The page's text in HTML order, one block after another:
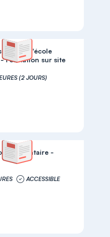
pour l'école
Formation sur site
(2 JOURS)
élémentaire -
ACCESSIBLE